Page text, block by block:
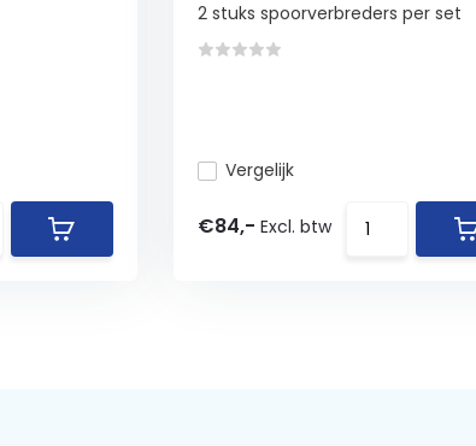
2 stuks spoorverbreders per set
Vergelijk
€84,- Excl. btw